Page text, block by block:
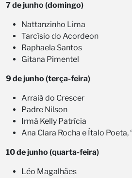
7 de junho (domingo)
Nattanzinho Lima
Tarcísio do Acordeon
Raphaela Santos
Gitana Pimentel
9 de junho (terça-feira)
Arraiá do Crescer
Padre Nilson
Irmã Kelly Patrícia
Ana Clara Rocha e Ítalo Poeta,
10 de junho (quarta-feira)
Léo Magalhães